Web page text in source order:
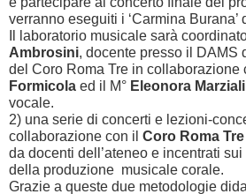
verranno eseguiti i ‘Carmina Burana’
Il laboratorio musicale sarà
Ambrosini, docente presso il DAMS
del Coro Roma Tre in collaborazione
Formicola ed il M° Eleonora Marziali
vocale.
2) una serie di concerti e lezioni-
collaborazione con il Coro Roma Tre
da docenti dell’ateneo e incentrati
della produzione musicale corale.
Grazie a queste due metodologie